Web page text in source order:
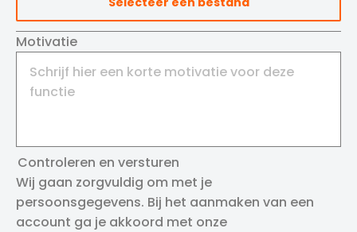
Motivatie
Controleren en versturen
Wij gaan zorgvuldig om met je
persoonsgegevens. Bij het aanmaken van een
account ga je akkoord met onze